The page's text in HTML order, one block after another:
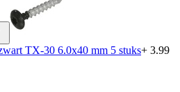
TX-30 6.0x40 mm 5 stuks+ 3.99